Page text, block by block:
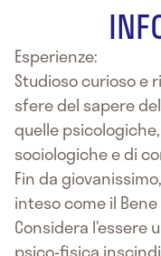
Esperienze:
Studioso curioso e
sfere del sapere
quelle
sociologiche e di
Fin da
inteso come il Bene
Considera l’essere